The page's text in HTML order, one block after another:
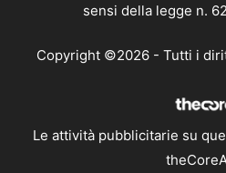
sensi della legge n.
Copyright ©2026 - Tutti i
Le attività pubblicitarie su